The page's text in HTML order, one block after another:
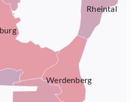
Werdenberg
Rheintal